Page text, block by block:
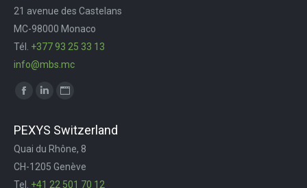
21 avenue des Castelans
MC-98000 Monaco
Tél. +377 93 25 33 13
info@mbs.mc
Trouvez nous sur :
Facebook
opens
in
new
LinkedIn
opens
in
new
Site
page
opens
in
PEXYS Switzerland
Quai du Rhône, 8
CH-1205 Genève
Tel. +41 22 501 70 12